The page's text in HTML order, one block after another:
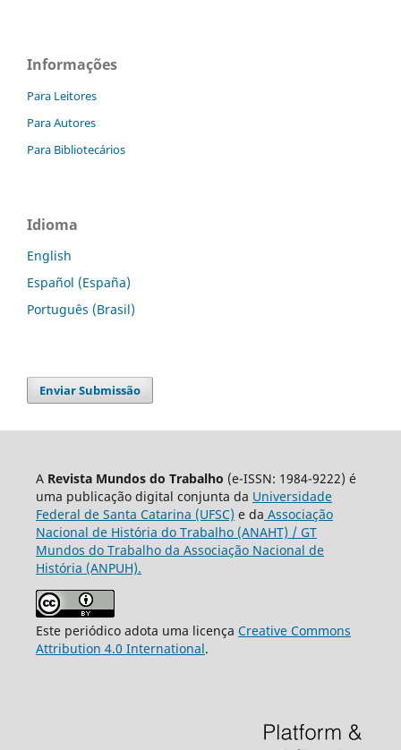
Informações
Para Leitores
Para Autores
Para Bibliotecários
Idioma
English
Español (España)
Português (Brasil)
Enviar Submissão
A Revista Mundos do Trabalho (e-ISSN: 1984-9222) é
uma publicação digital conjunta da Universidade
Federal de Santa Catarina (UFSC) e da Associação
Nacional de História do Trabalho (ANAHT) / GT
Mundos do Trabalho da Associação Nacional de
História (ANPUH).
Este periódico adota uma licença Creative Commons
Attribution 4.0 International.